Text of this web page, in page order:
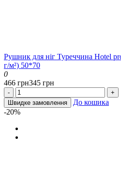
Рушник для ніг Туреччина Hotel
г/м²) 50*70
0
466 грн345 грн
-
+
Швидке замовлення
До кошика
-20%